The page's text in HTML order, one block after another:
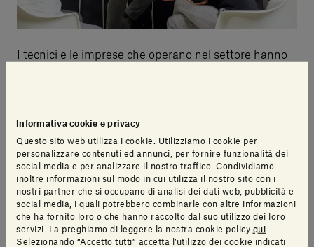
Informativa cookie e privacy
Questo sito web utilizza i cookie. Utilizziamo i cookie per
personalizzare contenuti ed annunci, per fornire funzionalità dei
social media e per analizzare il nostro traffico. Condividiamo
inoltre informazioni sul modo in cui utilizza il nostro sito con i
nostri partner che si occupano di analisi dei dati web, pubblicità e
social media, i quali potrebbero combinarle con altre informazioni
che ha fornito loro o che hanno raccolto dal suo utilizzo dei loro
servizi. La preghiamo di leggere la nostra cookie policy qui
Selezionando “Accetto tutti” accetta l’utilizzo dei cookie indicati
I tecnici e le imprese che operano nel settore hanno
basata su tecnologie innovative, in grado di favorire
modalità di lavoro collaborative più efficienti.
Il BIM, inteso quindi come tecnologia capace di
garantire strumenti operativi per il pieno
coinvolgimento di tutti gli operatori nel processo
edilizio, sempre più nel tempo avrà modo di